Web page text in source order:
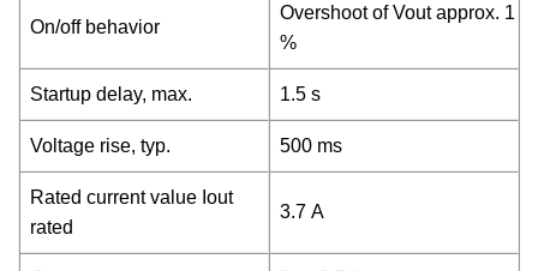
On/off behavior
Overshoot of Vout approx. 1
%
Startup delay, max. 1.5 s
Voltage rise, typ. 500 ms
Rated current value Iout
rated
3.7 A